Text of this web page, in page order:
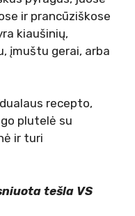
ir prancūziškose
kiaušinių,
įmuštu gerai, arba
recepto,
plutelė su
ir turi
tešla VS